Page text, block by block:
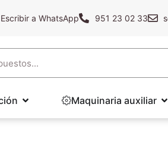
Escribir a WhatsApp 951 23 02 33
Maquinaria auxiliar